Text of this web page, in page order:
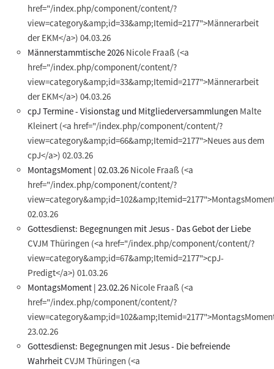
href="/index.php/component/content/?
view=category&amp;id=33&amp;Itemid=2177">Männerarbeit
der EKM</a>) 04.03.26
Männerstammtische 2026 Nicole Fraaß (<a
href="/index.php/component/content/?
view=category&amp;id=33&amp;Itemid=2177">Männerarbeit
der EKM</a>) 04.03.26
cpJ Termine - Visionstag und Mitgliederversammlungen Malte
Kleinert (<a href="/index.php/component/content/?
view=category&amp;id=66&amp;Itemid=2177">Neues aus dem
cpJ</a>) 02.03.26
MontagsMoment | 02.03.26 Nicole Fraaß (<a
href="/index.php/component/content/?
02.03.26
Gottesdienst: Begegnungen mit Jesus - Das Gebot der Liebe
CVJM Thüringen (<a href="/index.php/component/content/?
view=category&amp;id=67&amp;Itemid=2177">cpJ-
Predigt</a>) 01.03.26
MontagsMoment | 23.02.26 Nicole Fraaß (<a
href="/index.php/component/content/?
23.02.26
Gottesdienst: Begegnungen mit Jesus - Die befreiende
WahrheitCVJM Thüringen (<a